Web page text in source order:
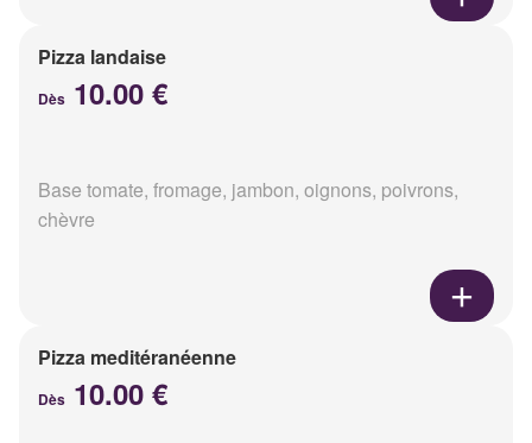
Pizza landaise
Dès 10.00 €
Base tomate, fromage, jambon, oignons, poivrons,
chèvre
Pizza meditéranéenne
Dès 10.00 €